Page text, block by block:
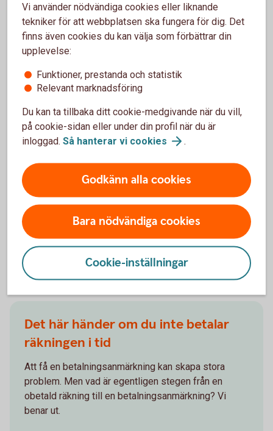
konsumentverkets webbplats
kan du testa att
göra en egen budget.
Hjälp med skuldsanering går att få hos
Kronofogden
Vilka utgifter har du?
och får en bra kontoöversikt. Aktivera funktionen i
vår app och kom igång.
Få koll på dina köp med
Andra läser också
Det här händer om du inte betalar
räkningen i tid
Att få en betalningsanmärkning kan skapa stora
problem. Men vad är egentligen stegen från en
obetald räkning till en betalningsanmärkning? Vi
benar ut.
Vi använder nödvändiga cookies eller liknande
tekniker för att webbplatsen ska fungera för dig. Det
finns även cookies du kan välja som förbättrar din
upplevelse:
Funktioner, prestanda och statistik
Relevant marknadsföring
Du kan ta tillbaka ditt cookie-medgivande när du vill,
på cookie-sidan eller under din profil när du är
inloggad. Så hanterar vi cookies .
Godkänn alla cookies
Bara nödvändiga cookies
Cookie-inställningar